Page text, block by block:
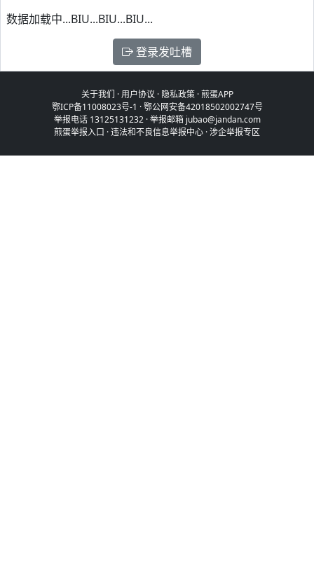
数据加载中...BIU...BIU...BIU...
登录发吐槽
关于我们 ·用户协议 · 隐私政策·煎蛋APP
鄂ICP备11008023号-1 ·鄂公网安备42018502002747号
举报电话 13125131232 · 举报邮箱 jubao@jandan.com
煎蛋举报入口 ·违法和不良信息举报中心 ·涉企举报专区